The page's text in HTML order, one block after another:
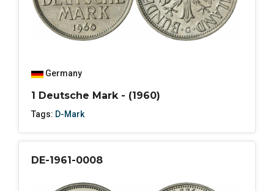
Germany
1 Deutsche Mark - (1960)
Tags: D-Mark
DE-1961-0008